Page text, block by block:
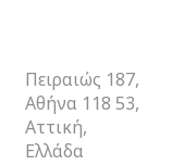
Πειραιώς 187,
Αθήνα 118 53,
Αττική,
Ελλάδα